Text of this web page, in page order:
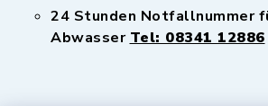
24 Stunden Notfallnummer
Abwasser Tel: 08341 12886